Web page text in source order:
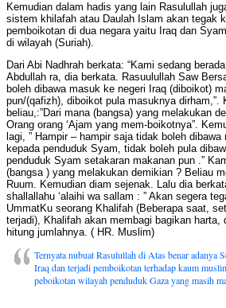
Kemudian dalam hadis yang lain Rasulullah
sistem khilafah atau Daulah Islam akan tegak
pemboikotan di dua negara yaitu Iraq dan
di wilayah (Suriah).
Dari Abi Nadhrah berkata: “Kami sedang
Abdullah ra, dia berkata. Rasuulullah Saw
boleh dibawa masuk ke negeri Iraq (diboikot)
pun/(qafizh), diboikot pula masuknya dirham,”.
beliau,:”Dari mana (bangsa) yang melakukan
Orang orang ‘Ajam yang mem-boikotnya”.
lagi, ” Hampir – hampir saja tidak boleh
kepada penduduk Syam, tidak boleh pula
penduduk Syam setakaran makanan pun .”
(bangsa ) yang melakukan demikian ? Beliau
Ruum. Kemudian diam sejenak. Lalu dia
shallallahu ‘alaihi wa sallam : ” Akan segera
UmmatKu seorang Khalifah (Beberapa saat,
terjadi), Khalifah akan membagi bagikan harta,
hitung jumlahnya. ( HR. Muslim)
Ternyata nubuat Rasulullah di Atas benar adanya
Iraq dan terjadi pemboikotan terhadap kaum
peboikotan wilayah penduduk Gaza yang masih